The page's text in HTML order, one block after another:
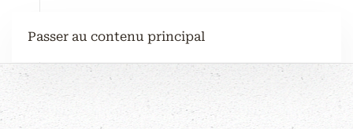
Passer au contenu principal